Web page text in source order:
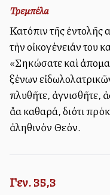
Τρεμπέλα
Κατόπιν τῆς ἐντολῆς
τὴν οἰκογένειάν του
«Σηκώσατε καὶ
ξένων
πλυθῆτε, ἀγνισθῆτε,
ἄλλα καθαρά, διότι
ἀληθινὸν Θεόν.
Γεν. 35,3